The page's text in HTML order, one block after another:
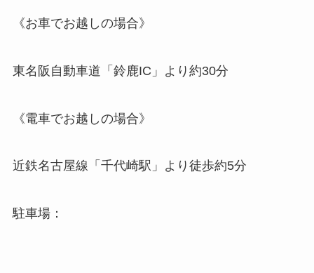
《お車でお越しの場合》
東名阪自動車道「鈴鹿IC」より約30分
《電車でお越しの場合》
近鉄名古屋線「千代崎駅」より徒歩約5分
駐車場：